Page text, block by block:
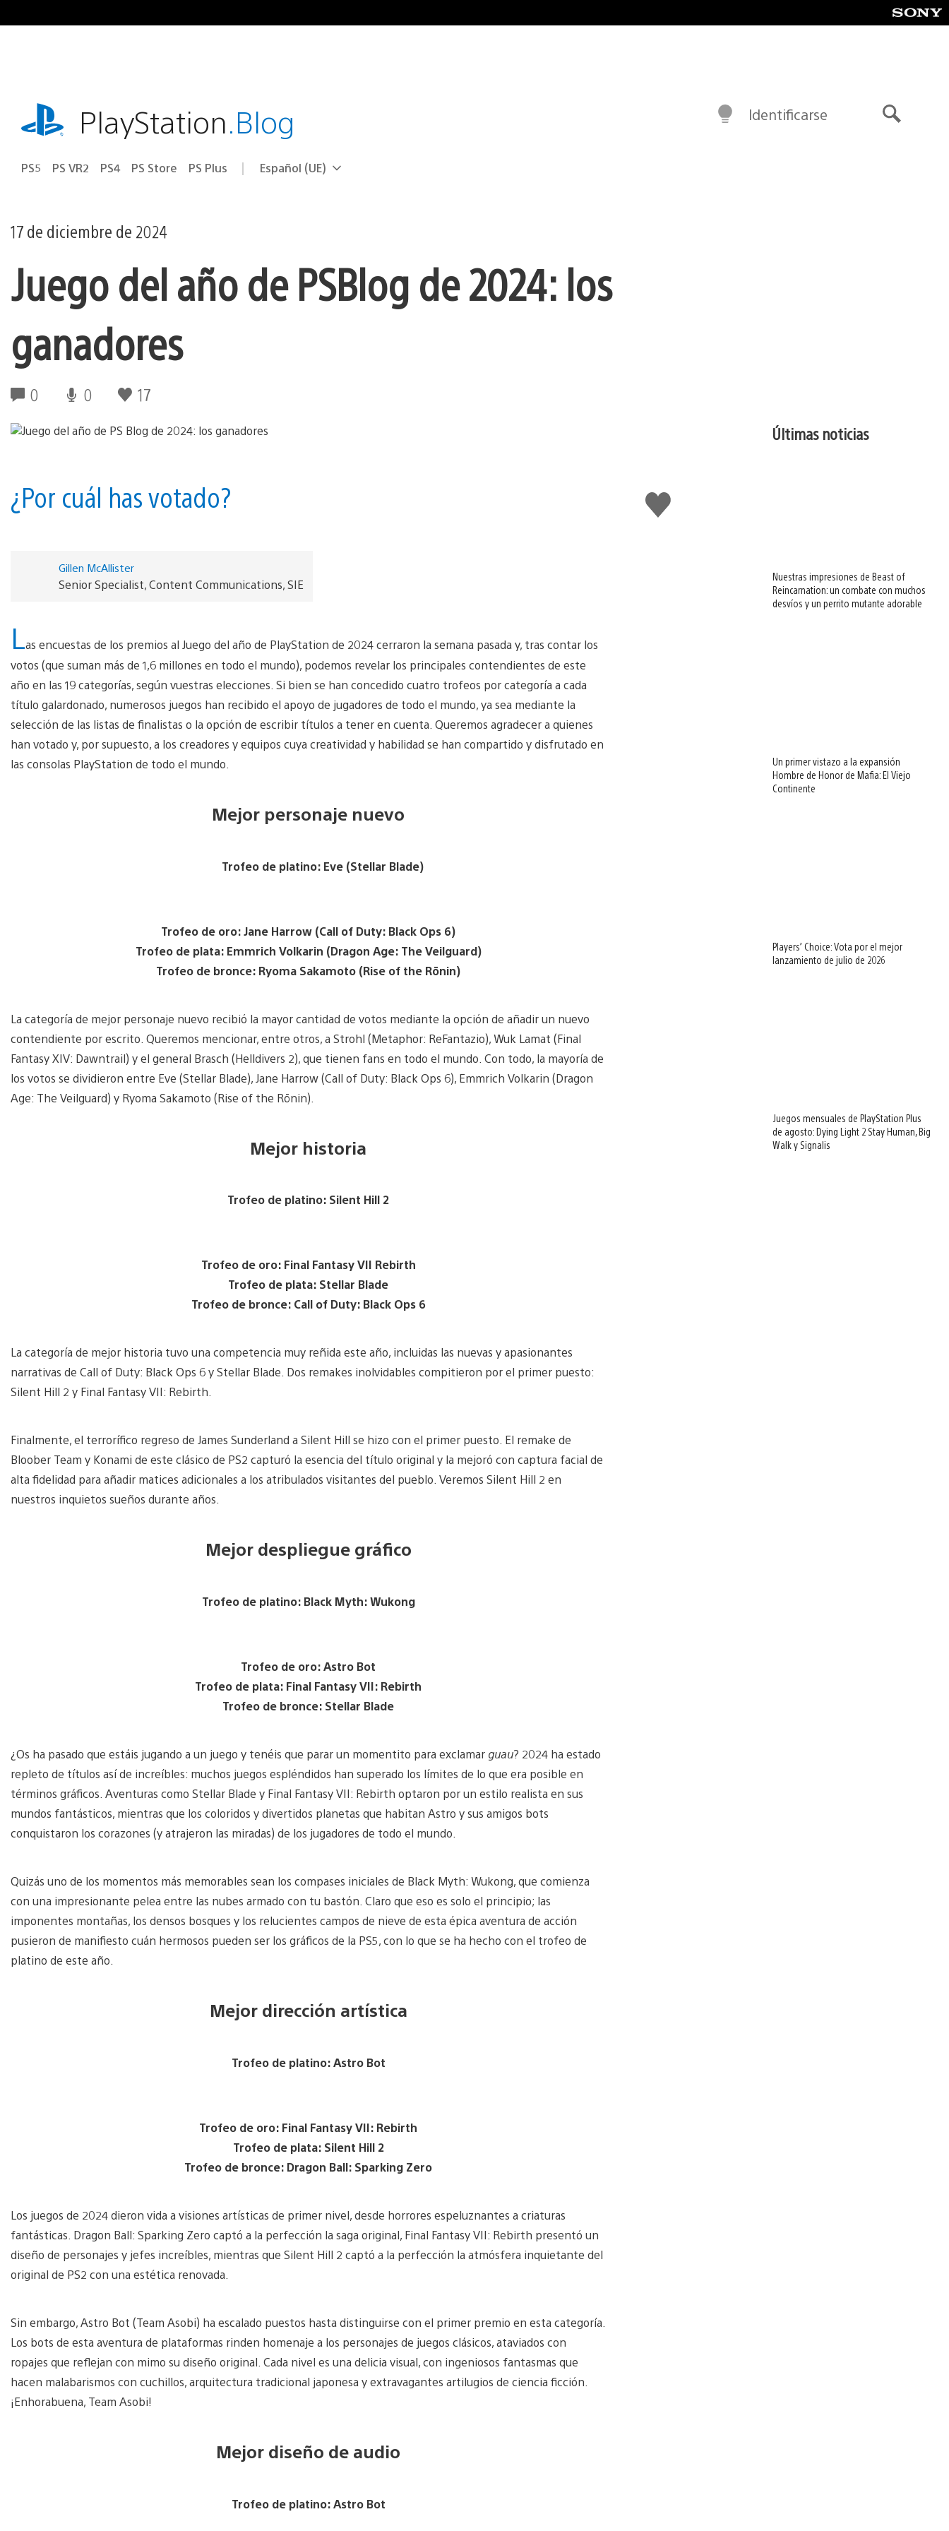
al
playstation.comPlayStation.Blog
PS5 PS VR2 PS4 PS Store PS Plus Selecciona
Región
Español (UE)
Identificarse
17 de diciembre de 2024
Juego del año de PS Blog de 2024: los
ganadores
0 0 17
Me
gusta
esto
¿Por cuál has votado?
Gillen McAllister
Senior Specialist, Content Communications, SIE
Las encuestas de los premios al Juego del año de PlayStation de 2024 cerraron la semana pasada y, tras contar los
votos (que suman más de 1,6 millones en todo el mundo), podemos revelar los principales contendientes de este
año en las 19 categorías, según vuestras elecciones. Si bien se han concedido cuatro trofeos por categoría a cada
título galardonado, numerosos juegos han recibido el apoyo de jugadores de todo el mundo, ya sea mediante la
selección de las listas de finalistas o la opción de escribir títulos a tener en cuenta. Queremos agradecer a quienes
han votado y, por supuesto, a los creadores y equipos cuya creatividad y habilidad se han compartido y disfrutado en
las consolas PlayStation de todo el mundo.
Mejor personaje nuevo
Trofeo de platino: Eve (Stellar Blade)
Trofeo de oro: Jane Harrow (Call of Duty: Black Ops 6)
Trofeo de plata: Emmrich Volkarin (Dragon Age: The Veilguard)
Trofeo de bronce: Ryoma Sakamoto (Rise of the Rōnin)
La categoría de mejor personaje nuevo recibió la mayor cantidad de votos mediante la opción de añadir un nuevo
contendiente por escrito. Queremos mencionar, entre otros, a Strohl (Metaphor: ReFantazio), Wuk Lamat (Final
Fantasy XIV: Dawntrail) y el general Brasch (Helldivers 2), que tienen fans en todo el mundo. Con todo, la mayoría de
los votos se dividieron entre Eve (Stellar Blade), Jane Harrow (Call of Duty: Black Ops 6), Emmrich Volkarin (Dragon
Age: The Veilguard) y Ryoma Sakamoto (Rise of the Rōnin).
Mejor historia
Trofeo de platino: Silent Hill 2
Trofeo de oro: Final Fantasy VII Rebirth
Trofeo de plata: Stellar Blade
Trofeo de bronce: Call of Duty: Black Ops 6
La categoría de mejor historia tuvo una competencia muy reñida este año, incluidas las nuevas y apasionantes
narrativas de Call of Duty: Black Ops 6 y Stellar Blade. Dos remakes inolvidables compitieron por el primer puesto:
Silent Hill 2 y Final Fantasy VII: Rebirth.
Finalmente, el terrorífico regreso de James Sunderland a Silent Hill se hizo con el primer puesto. El remake de
Bloober Team y Konami de este clásico de PS2 capturó la esencia del título original y la mejoró con captura facial de
alta fidelidad para añadir matices adicionales a los atribulados visitantes del pueblo. Veremos Silent Hill 2 en
nuestros inquietos sueños durante años.
Mejor despliegue gráfico
Trofeo de platino: Black Myth: Wukong
Trofeo de oro: Astro Bot
Trofeo de plata: Final Fantasy VII: Rebirth
Trofeo de bronce: Stellar Blade
¿Os ha pasado que estáis jugando a un juego y tenéis que parar un momentito para exclamar guau? 2024 ha estado
repleto de títulos así de increíbles: muchos juegos espléndidos han superado los límites de lo que era posible en
términos gráficos. Aventuras como Stellar Blade y Final Fantasy VII: Rebirth optaron por un estilo realista en sus
mundos fantásticos, mientras que los coloridos y divertidos planetas que habitan Astro y sus amigos bots
conquistaron los corazones (y atrajeron las miradas) de los jugadores de todo el mundo.
Quizás uno de los momentos más memorables sean los compases iniciales de Black Myth: Wukong, que comienza
con una impresionante pelea entre las nubes armado con tu bastón. Claro que eso es solo el principio; las
imponentes montañas, los densos bosques y los relucientes campos de nieve de esta épica aventura de acción
pusieron de manifiesto cuán hermosos pueden ser los gráficos de la PS5, con lo que se ha hecho con el trofeo de
platino de este año.
Mejor dirección artística
Trofeo de platino: Astro Bot
Trofeo de oro: Final Fantasy VII: Rebirth
Trofeo de plata: Silent Hill 2
Trofeo de bronce: Dragon Ball: Sparking Zero
Los juegos de 2024 dieron vida a visiones artísticas de primer nivel, desde horrores espeluznantes a criaturas
fantásticas. Dragon Ball: Sparking Zero captó a la perfección la saga original, Final Fantasy VII: Rebirth presentó un
diseño de personajes y jefes increíbles, mientras que Silent Hill 2 captó a la perfección la atmósfera inquietante del
original de PS2 con una estética renovada.
Sin embargo, Astro Bot (Team Asobi) ha escalado puestos hasta distinguirse con el primer premio en esta categoría.
Los bots de esta aventura de plataformas rinden homenaje a los personajes de juegos clásicos, ataviados con
ropajes que reflejan con mimo su diseño original. Cada nivel es una delicia visual, con ingeniosos fantasmas que
hacen malabarismos con cuchillos, arquitectura tradicional japonesa y extravagantes artilugios de ciencia ficción.
¡Enhorabuena, Team Asobi!
Mejor diseño de audio
Trofeo de platino: Astro Bot
Últimas noticias
Nuestras impresiones de Beast of
Reincarnation: un combate con muchos
desvíos y un perrito mutante adorable
Un primer vistazo a la expansión
Hombre de Honor de Mafia: El Viejo
Continente
Players’ Choice: Vota por el mejor
lanzamiento de julio de 2026
Juegos mensuales de PlayStation Plus
de agosto: Dying Light 2 Stay Human, Big
Walk y Signalis